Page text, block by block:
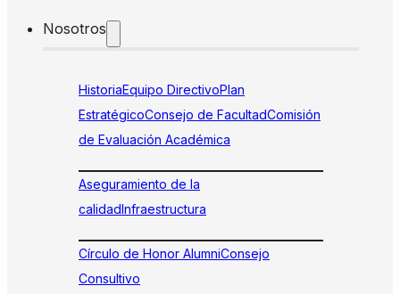
Nosotros
HistoriaEquipo DirectivoPlan
EstratégicoConsejo de FacultadComisión
de Evaluación Académica
Aseguramiento de la
calidadInfraestructura
Círculo de Honor AlumniConsejo
Consultivo